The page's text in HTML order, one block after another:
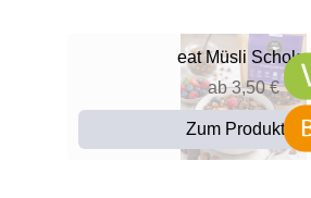
eat Müsli Schoko
ab 3,50 €
Zum Produkt ▶